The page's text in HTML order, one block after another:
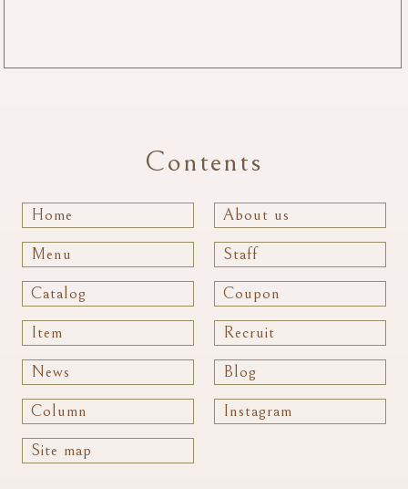
Contents
Home About us
Menu Staff
Catalog Coupon
Item Recruit
News Blog
Column Instagram
Site map